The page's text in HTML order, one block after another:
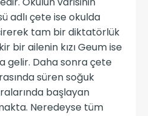
adlı çete ise okulda
tam bir diktatörlük
bir ailenin kızı Geum ise
gelir. Daha sonra çete
süren soğuk
başlayan
Neredeyse tüm